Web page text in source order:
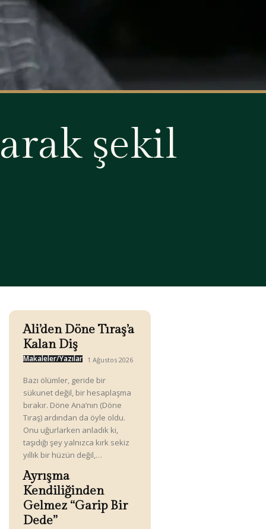
şekil
Ali’den Döne Tıraş’a
Kalan Diş
Makaleler/Yazılar 1 Ağustos 2026
Bazı ölümler, geride bir
sükunet değil, bir hesaplaşma
bırakır. Döne Ana’nın (Döne
Tıraş) ardından da öyle oldu.
Onu uğurlarken anladık ki,
taşıdığı şey yalnızca kırk sekiz
yıllık bir hüzün değil,…
Ayrışma
Kendiliğinden
Gelmez “Garip Bir
Dede”